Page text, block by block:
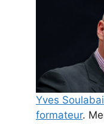
Yves
formateur.